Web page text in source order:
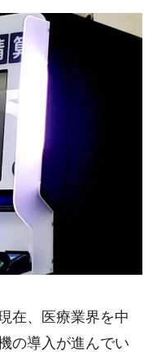
在、医療業界を中
の導入が進んでい